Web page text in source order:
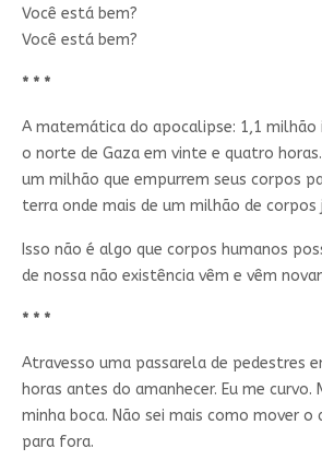
Você está bem?
Você está bem?
* * *
A matemática do apocalipse: 1,1 milhão
o norte de Gaza em vinte e quatro
um milhão que empurrem seus corpos
terra onde mais de um milhão de corpos
Isso não é algo que corpos humanos
de nossa não existência vêm e vêm
* * *
Atravesso uma passarela de pedestres
horas antes do amanhecer. Eu me curvo.
minha boca. Não sei mais como mover o
para fora.